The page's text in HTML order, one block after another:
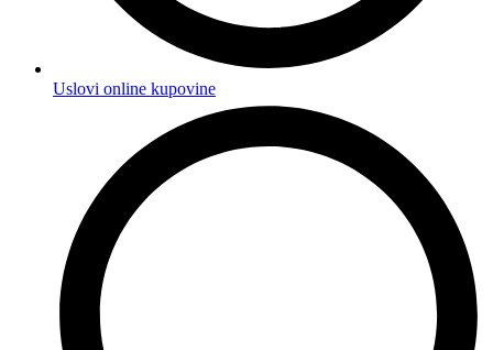
Uslovi online kupovine